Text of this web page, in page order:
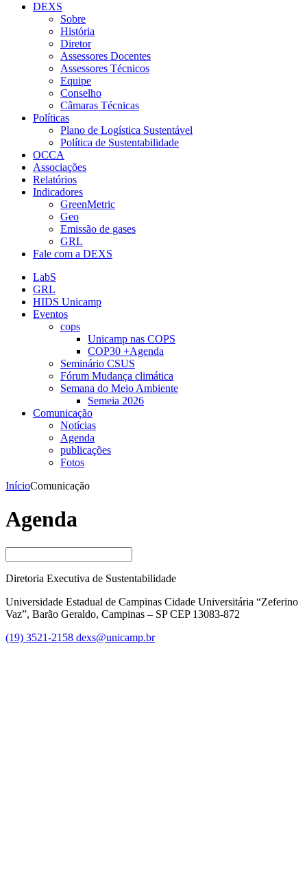
DEXS
Sobre
História
Diretor
Assessores Docentes
Assessores Técnicos
Equipe
Conselho
Câmaras Técnicas
Políticas
Plano de Logística Sustentável
Política de Sustentabilidade
OCCA
Associações
Relatórios
Indicadores
GreenMetric
Geo
Emissão de gases
GRL
Fale com a DEXS
LabS
GRL
HIDS Unicamp
Eventos
cops
Unicamp nas COPS
COP30 +Agenda
Seminário CSUS
Fórum Mudança climática
Semana do Meio Ambiente
Semeia 2026
Comunicação
Notícias
Agenda
publicações
Fotos
InícioComunicação
Agenda
Diretoria Executiva de Sustentabilidade
Universidade Estadual de Campinas Cidade Universitária “Zeferino
Vaz”, Barão Geraldo, Campinas – SP CEP 13083-872
(19) 3521-2158 dexs@unicamp.br